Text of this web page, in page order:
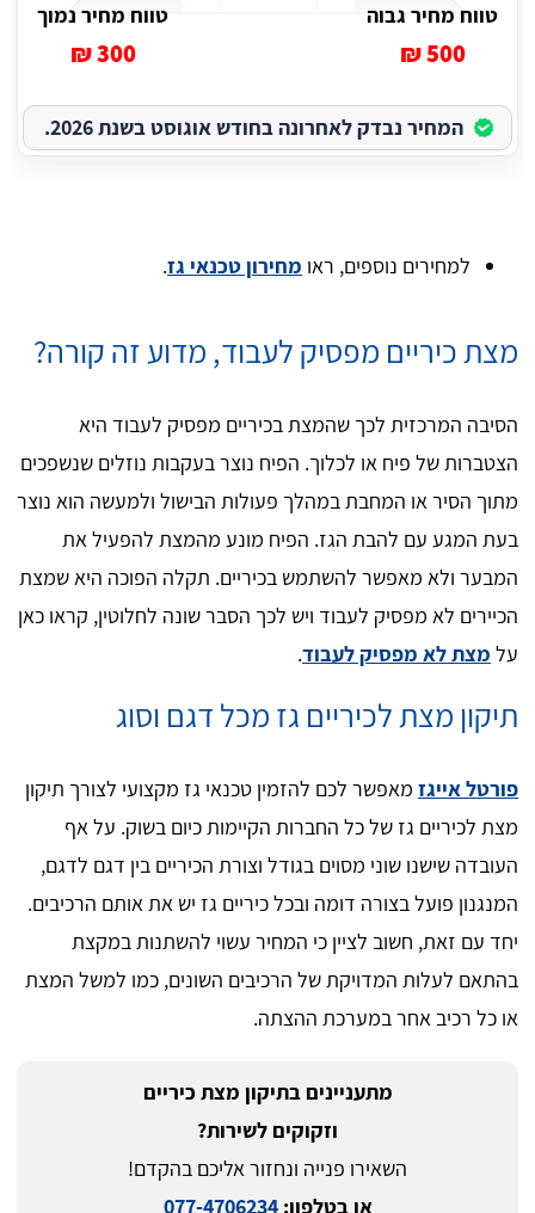
טווח מחיר גבוה
500 ₪
טווח מחיר נמוך
300 ₪
המחיר נבדק לאחרונה בחודש אוגוסט בשנת 2026.
למחירים נוספים, ראו מחירון טכנאי גז.
מצת כיריים מפסיק לעבוד, מדוע זה קורה?
הסיבה המרכזית לכך שהמצת בכיריים מפסיק לעבוד היא
הצטברות של פיח או לכלוך. הפיח נוצר בעקבות נוזלים שנשפכים
מתוך הסיר או המחבת במהלך פעולות הבישול ולמעשה הוא נוצר
בעת המגע עם להבת הגז. הפיח מונע מהמצת להפעיל את
המבער ולא מאפשר להשתמש בכיריים. תקלה הפוכה היא שמצת
הכיירים לא מפסיק לעבוד ויש לכך הסבר שונה לחלוטין, קראו כאן
על מצת לא מפסיק לעבוד.
תיקון מצת לכיריים גז מכל דגם וסוג
פורטל אייגז מאפשר לכם להזמין טכנאי גז מקצועי לצורך תיקון
מצת לכיריים גז של כל החברות הקיימות כיום בשוק. על אף
העובדה שישנו שוני מסוים בגודל וצורת הכיריים בין דגם לדגם,
המנגנון פועל בצורה דומה ובכל כיריים גז יש את אותם הרכיבים.
יחד עם זאת, חשוב לציין כי המחיר עשוי להשתנות במקצת
בהתאם לעלות המדויקת של הרכיבים השונים, כמו למשל המצת
או כל רכיב אחר במערכת ההצתה.
מתעניינים בתיקון מצת כיריים
וזקוקים לשירות?
השאירו פנייה ונחזור אליכם בהקדם!
או בטלפון:077-4706234